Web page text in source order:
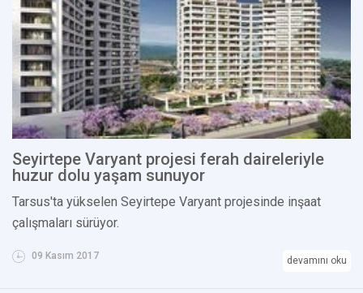
Seyirtepe Varyant projesi ferah daireleriyle
huzur dolu yaşam sunuyor
Tarsus'ta yükselen Seyirtepe Varyant projesinde inşaat
çalışmaları sürüyor.
09 Kasım 2017 devamını oku